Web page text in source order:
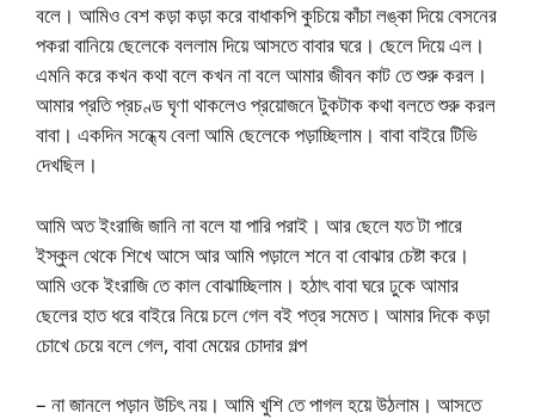
বলে। আমিও বেশ কড়া কড়া করে বাধাকপি কুচিয়ে কাঁচা লঙ্কা দিয়ে বেসনের
পকরা বানিয়ে ছেলেকে বললাম দিয়ে আসতে বাবার ঘরে। ছেলে দিয়ে এল।
এমনি করে কখন কথা বলে কখন না বলে আমার জীবন কাট তে শুরু করল।
আমার প্রতি প্রচণ্ড ঘৃণা থাকলেও প্রয়োজনে টুকটাক কথা বলতে শুরু করল
বাবা। একদিন সন্ধ্যে বেলা আমি ছেলেকে পড়াচ্ছিলাম। বাবা বাইরে টিভি
দেখছিল।
আমি অত ইংরাজি জানি না বলে যা পারি পরাই। আর ছেলে যত টা পারে
ইস্কুল থেকে শিখে আসে আর আমি পড়ালে শনে বা বোঝার চেষ্টা করে।
আমি ওকে ইংরাজি তে কাল বোঝাচ্ছিলাম। হঠাৎ বাবা ঘরে ঢুকে আমার
ছেলের হাত ধরে বাইরে নিয়ে চলে গেল বই পত্র সমেত। আমার দিকে কড়া
চোখে চেয়ে বলে গেল, বাবা মেয়ের চোদার গল্প
– না জানলে পড়ান উচিৎ নয়। আমি খুশি তে পাগল হয়ে উঠলাম। আসতে